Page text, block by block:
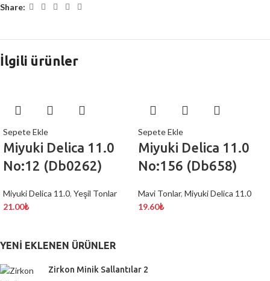
Share:
İlgili ürünler
Sepete Ekle
Miyuki Delica 11.0
No:12 (Db0262)
Miyuki Delica 11.0, Yeşil Tonlar
21.00₺
Sepete Ekle
Miyuki Delica 11.0
No:156 (Db658)
Mavi Tonlar, Miyuki Delica 11.0
19.60₺
YENI EKLENEN ÜRÜNLER
Zirkon Minik Sallantılar 2